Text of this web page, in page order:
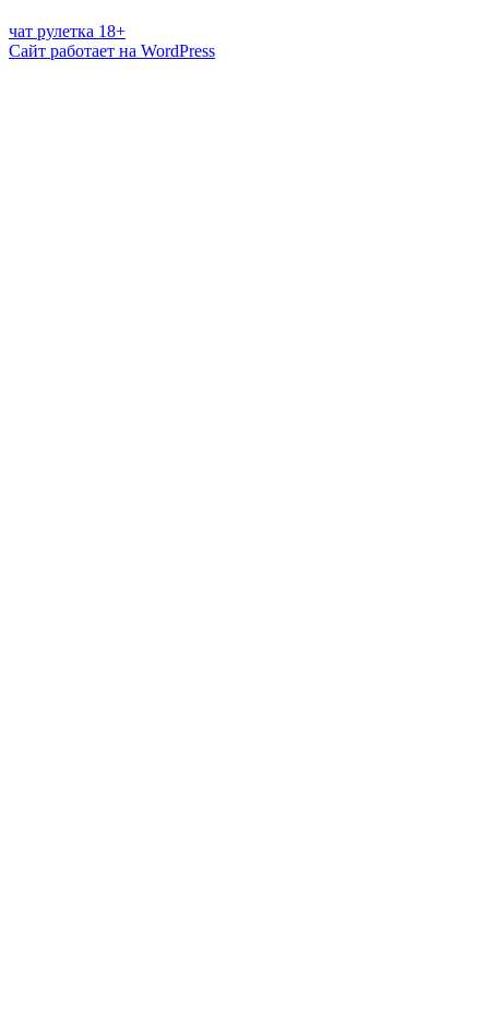
чат рулетка 18+
Сайт работает на WordPress